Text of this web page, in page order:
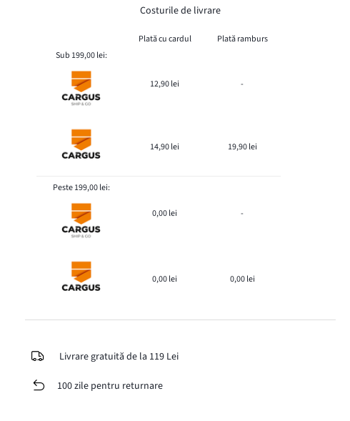
Costurile de livrare
Plată cu cardul
Plată ramburs
Sub 199,00 lei:
12,90 lei -
14,90 lei 19,90 lei
Peste 199,00 lei:
0,00 lei -
0,00 lei 0,00 lei
Livrare gratuită de la 119 Lei
100 zile pentru returnare